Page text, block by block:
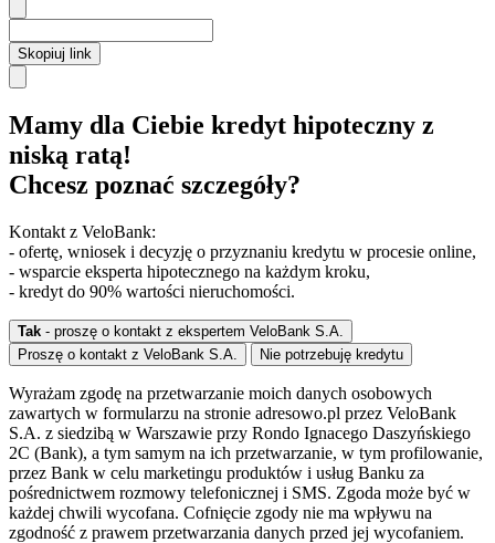
Skopiuj link
Mamy dla Ciebie kredyt hipoteczny z
niską ratą!
Chcesz poznać szczegóły?
Kontakt z VeloBank:
- ofertę, wniosek i decyzję o przyznaniu kredytu w procesie online,
- wsparcie eksperta hipotecznego na każdym kroku,
- kredyt do 90% wartości nieruchomości.
Tak - proszę o kontakt z ekspertem VeloBank S.A.
Proszę o kontakt z VeloBank S.A.
Nie potrzebuję kredytu
Wyrażam zgodę na przetwarzanie moich danych osobowych
zawartych w formularzu na stronie adresowo.pl przez VeloBank
S.A. z siedzibą w Warszawie przy Rondo Ignacego Daszyńskiego
2C (Bank), a tym samym na ich przetwarzanie, w tym profilowanie,
przez Bank w celu marketingu produktów i usług Banku za
pośrednictwem rozmowy telefonicznej i SMS. Zgoda może być w
każdej chwili wycofana. Cofnięcie zgody nie ma wpływu na
zgodność z prawem przetwarzania danych przed jej wycofaniem.